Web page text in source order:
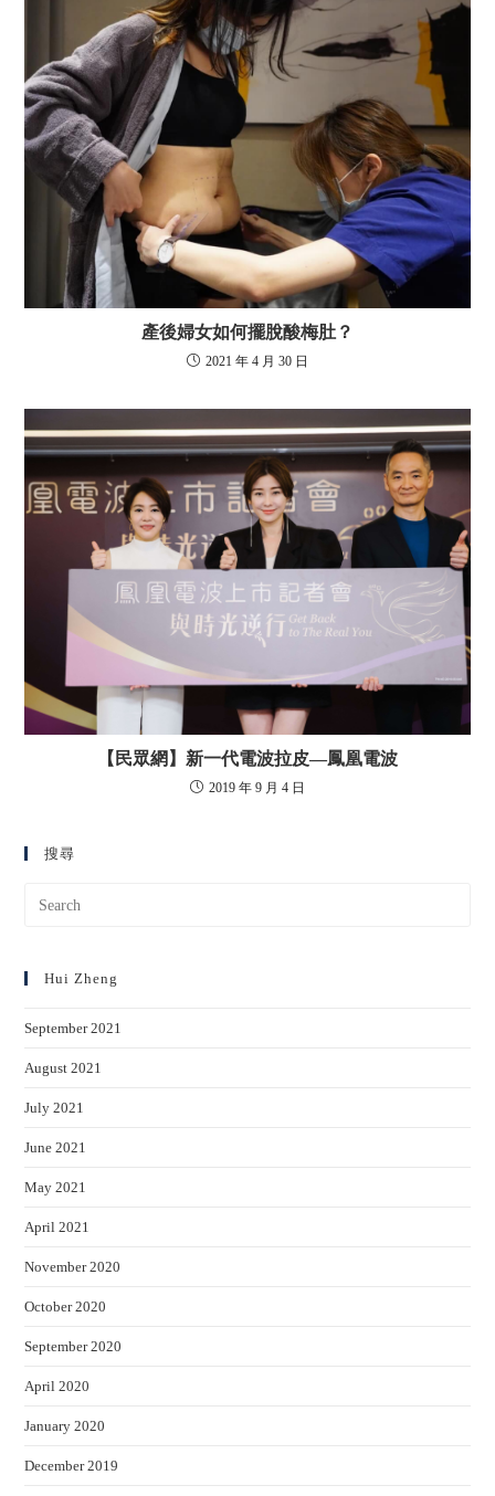
產後婦女如何擺脫酸梅肚？
2021 年 4 月 30 日
【民眾網】新一代電波拉皮—鳳凰電波
2019 年 9 月 4 日
搜尋
Hui Zheng
September 2021
August 2021
July 2021
June 2021
May 2021
April 2021
November 2020
October 2020
September 2020
April 2020
January 2020
December 2019